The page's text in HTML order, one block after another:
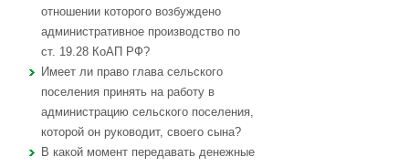
отношении которого возбуждено
административное производство по
ст. 19.28 КоАП РФ?
Имеет ли право глава сельского
поселения принять на работу в
администрацию сельского поселения,
которой он руководит, своего сына?
В какой момент передавать денежные